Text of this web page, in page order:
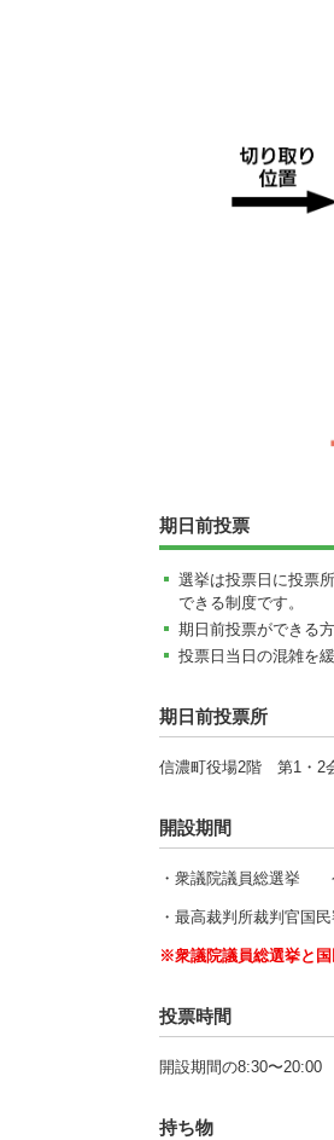
期日前投票
選挙は投票日に投票
できる制度です。
期日前投票ができる
投票日当日の混雑を
期日前投票所
信濃町役場2階 第1・2
開設期間
・衆議院議員総選挙
・最高裁判所裁判官
※衆議院議員総選挙と国
投票時間
開設期間の8:30〜20:00
持ち物